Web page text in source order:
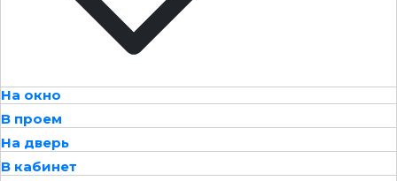
На окно
В проем
На дверь
В кабинет